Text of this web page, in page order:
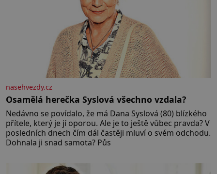
nasehvezdy.cz
Osamělá herečka Syslová všechno vzdala?
Nedávno se povídalo, že má Dana Syslová (80) blízkého
přítele, který je jí oporou. Ale je to ještě vůbec pravda? V
posledních dnech čím dál častěji mluví o svém odchodu.
Dohnala ji snad samota? Půs